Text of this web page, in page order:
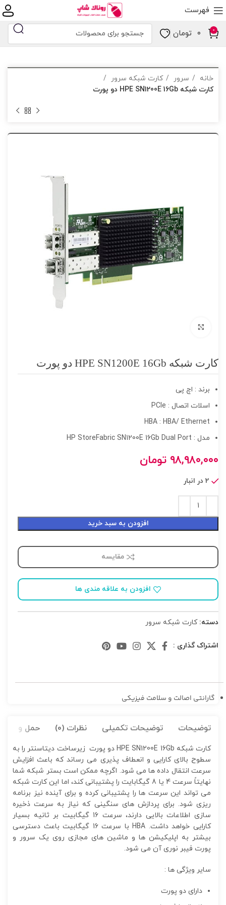
فهرست
0 ۰ تومان
خانه سرور
کارت شبکه سرور
کارت شبکه HPE SN1200E 16Gb دو پورت
کارت شبکه HPE SN1200E 16Gb دو پورت
برند : اچ پی
اسلات اتصال : PCIe
HBA : HBA/ Ethernet
مدل : HP StoreFabric SN1200E 16Gb Dual Port
۹۸,۹۸۰,۰۰۰ تومان
2 در انبار
افزودن به سبد خرید
مقایسه
افزودن به علاقه مندی ها
دسته: کارت شبکه سرور
اشتراک گذاری :
گارانتی اصالت و سلامت فیزیکی
توضیحات توضیحات تکمیلی نظرات (0) حمل و نقل
کارت شبکه HPE SN1200E 16Gb دو پورت زیرساخت دیتاسنتر را به
سطوح بالای کارایی و انعطاف پذیری می رساند که باعث افزایش
سرعت انتقال داده ها می شود. اگرچه ممکن است بستر شبکه شما
نهایتاً سرعت 4 یا 8 گیگابایت را پشتیبانی کند، اما این کارت شبکه
می تواند این سرعت ها را پشتیبانی کرده و برای آینده نیز برنامه
ریزی شود. برای پردازش های سنگینی که نیاز به سرعت ذخیره
سازی اطلاعات بالایی دارند، سرعت 16 گیگابیت بر ثانیه بسیار
کارایی خواهد داشت. HBA با سرعت 16 گیگابیت باعث دسترسی
بیشتر به اپلیکیشن ها و ماشین های مجازی روی یک سرور و
پورت فیبر نوری آن می شود.
سایر ویژگی ها :
دارای دو پورت